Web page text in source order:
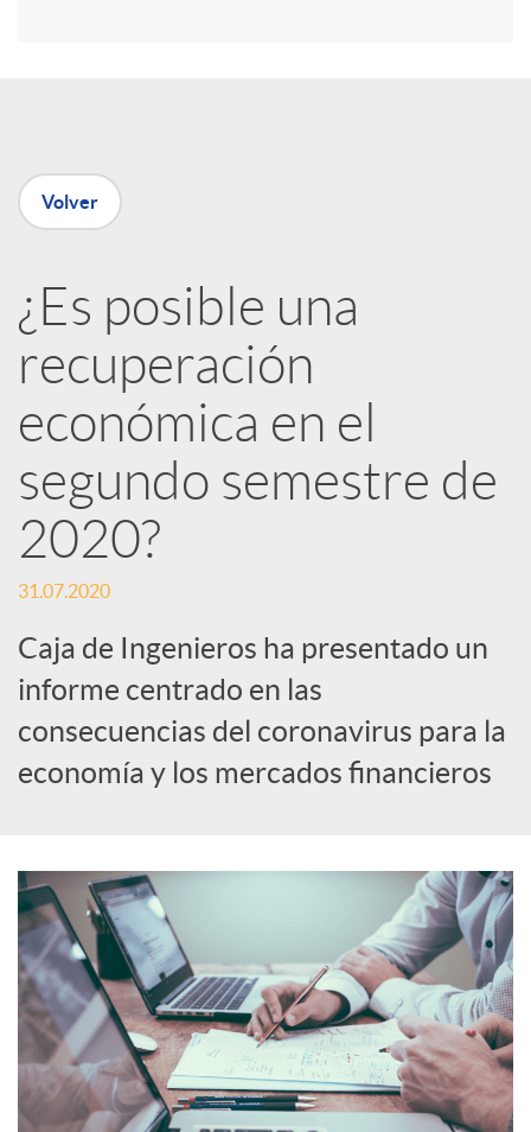
n
e
d
e
s
S
o
c
i
a
l
e
Volver
¿Es posible una
recuperación
económica en el
segundo semestre de
2020?
31.07.2020
Caja de Ingenieros ha presentado un
informe centrado en las
consecuencias del coronavirus para la
economía y los mercados financieros